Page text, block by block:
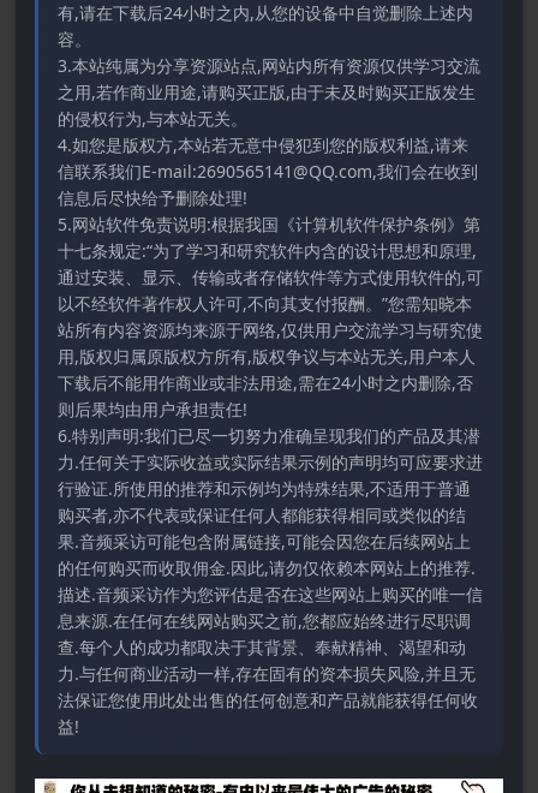
有,请在下载后24小时之内,从您的设备中自觉删除上述内
容。
3.本站纯属为分享资源站点,网站内所有资源仅供学习交流
之用,若作商业用途,请购买正版,由于未及时购买正版发生
的侵权行为,与本站无关。
4.如您是版权方,本站若无意中侵犯到您的版权利益,请来
信联系我们E-mail:2690565141@QQ.com,我们会在收到
信息后尽快给予删除处理!
5.网站软件免责说明:根据我国《计算机软件保护条例》第
十七条规定:“为了学习和研究软件内含的设计思想和原理,
通过安装、显示、传输或者存储软件等方式使用软件的,可
以不经软件著作权人许可,不向其支付报酬。”您需知晓本
站所有内容资源均来源于网络,仅供用户交流学习与研究使
用,版权归属原版权方所有,版权争议与本站无关,用户本人
下载后不能用作商业或非法用途,需在24小时之内删除,否
则后果均由用户承担责任!
6.特别声明:我们已尽一切努力准确呈现我们的产品及其潜
力.任何关于实际收益或实际结果示例的声明均可应要求进
行验证.所使用的推荐和示例均为特殊结果,不适用于普通
购买者,亦不代表或保证任何人都能获得相同或类似的结
果.音频采访可能包含附属链接,可能会因您在后续网站上
的任何购买而收取佣金.因此,请勿仅依赖本网站上的推荐.
描述.音频采访作为您评估是否在这些网站上购买的唯一信
息来源.在任何在线网站购买之前,您都应始终进行尽职调
查.每个人的成功都取决于其背景、奉献精神、渴望和动
力.与任何商业活动一样,存在固有的资本损失风险,并且无
法保证您使用此处出售的任何创意和产品就能获得任何收
益!